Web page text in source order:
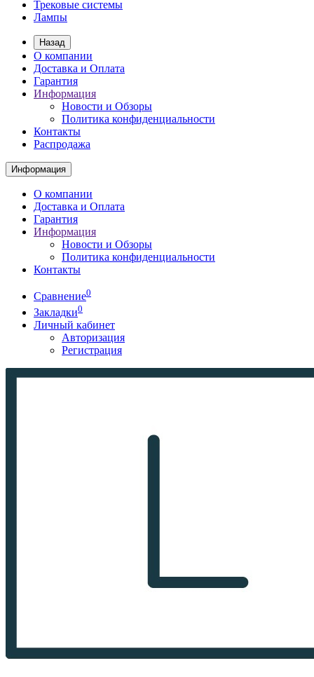
Трековые системы
Лампы
Назад
О компании
Доставка и Оплата
Гарантия
Информация
Новости и Обзоры
Политика конфиденциальности
Контакты
Распродажа
Информация
О компании
Доставка и Оплата
Гарантия
Информация
Новости и Обзоры
Политика конфиденциальности
Контакты
Сравнение0
Закладки0
Личный кабинет
Авторизация
Регистрация